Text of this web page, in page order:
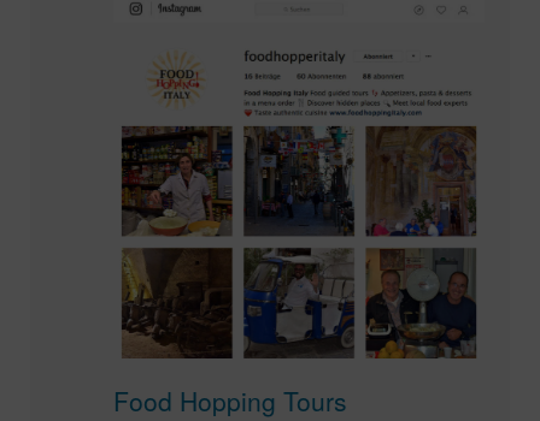
Food Hopping Tours